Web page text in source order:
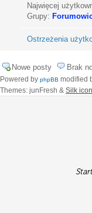
Najwięcej
Grupy:
Ostrzeżenia
Nowe posty Brak
Powered by phpBB modified
Themes: junFresh & Silk icon
Start